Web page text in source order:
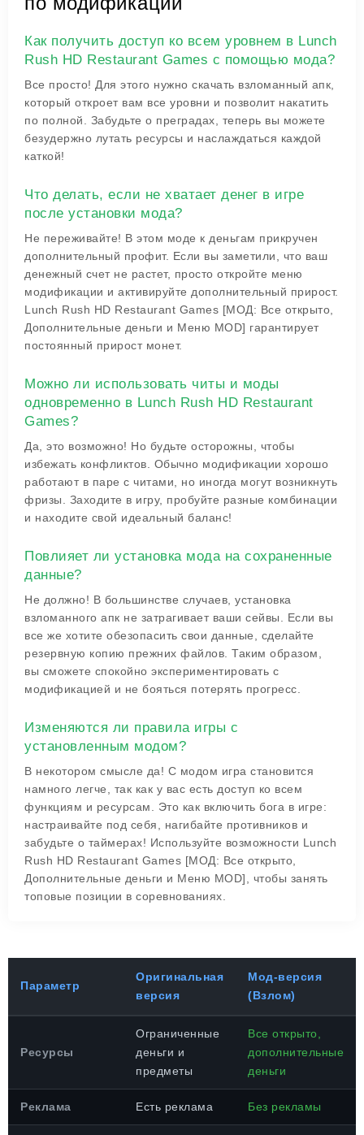
Как получить доступ ко всем уровнем в Lunch
Rush HD Restaurant Games с помощью мода?
Все просто! Для этого нужно скачать взломанный апк,
который откроет вам все уровни и позволит накатить
по полной. Забудьте о преградах, теперь вы можете
безудержно лутать ресурсы и наслаждаться каждой
каткой!
Что делать, если не хватает денег в игре
после установки мода?
Не переживайте! В этом моде к деньгам прикручен
дополнительный профит. Если вы заметили, что ваш
денежный счет не растет, просто откройте меню
модификации и активируйте дополнительный прирост.
Lunch Rush HD Restaurant Games [МОД: Все открыто,
Дополнительные деньги и Меню MOD] гарантирует
постоянный прирост монет.
Можно ли использовать читы и моды
одновременно в Lunch Rush HD Restaurant
Games?
Да, это возможно! Но будьте осторожны, чтобы
избежать конфликтов. Обычно модификации хорошо
работают в паре с читами, но иногда могут возникнуть
фризы. Заходите в игру, пробуйте разные комбинации
и находите свой идеальный баланс!
Повлияет ли установка мода на сохраненные
данные?
Не должно! В большинстве случаев, установка
взломанного апк не затрагивает ваши сейвы. Если вы
все же хотите обезопасить свои данные, сделайте
резервную копию прежних файлов. Таким образом,
вы сможете спокойно экспериментировать с
модификацией и не бояться потерять прогресс.
Изменяются ли правила игры с
установленным модом?
В некотором смысле да! С модом игра становится
намного легче, так как у вас есть доступ ко всем
функциям и ресурсам. Это как включить бога в игре:
настраивайте под себя, нагибайте противников и
забудьте о таймерах! Используйте возможности Lunch
Rush HD Restaurant Games [МОД: Все открыто,
Дополнительные деньги и Меню MOD], чтобы занять
топовые позиции в соревнованиях.
Параметр
Оригинальная
версия
Мод-версия
(Взлом)
Ресурсы
Ограниченные
деньги и
предметы
Все открыто,
дополнительные
деньги
Реклама Есть реклама Без рекламы